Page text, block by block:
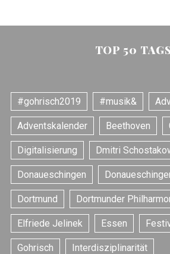
TOP 50
#gohrisch2019 #musik&
Adventskalender Beethoven
Digitalisierung Dmitri
Donaueschingen
Dortmund Dortmunder
Elfriede Jelinek Essen
Gohrisch Interdisziplinarität